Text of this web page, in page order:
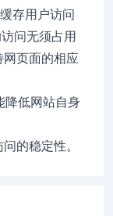
存用户访问
问无须占用
页面的相应
降低网站自身
的稳定性。